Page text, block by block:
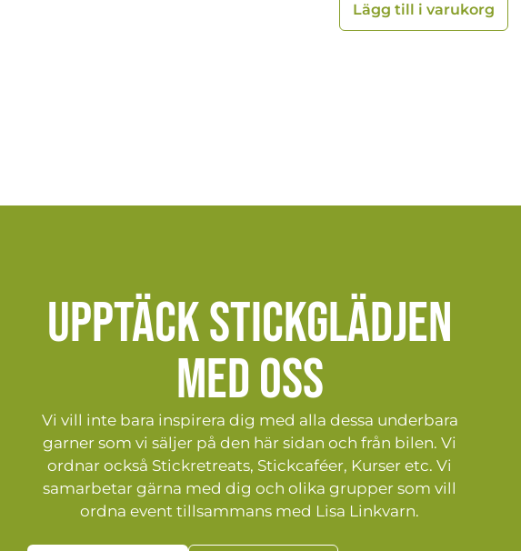
Lägg till i varukorg
Upptäck stickglädjen
med oss
Vi vill inte bara inspirera dig med alla dessa underbara
garner som vi säljer på den här sidan och från bilen. Vi
ordnar också Stickretreats, Stickcaféer, Kurser etc. Vi
samarbetar gärna med dig och olika grupper som vill
ordna event tillsammans med Lisa Linkvarn.